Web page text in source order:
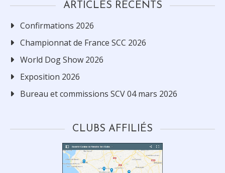
ARTICLES RÉCENTS
Confirmations 2026
Championnat de France SCC 2026
World Dog Show 2026
Exposition 2026
Bureau et commissions SCV 04 mars 2026
CLUBS AFFILIÉS